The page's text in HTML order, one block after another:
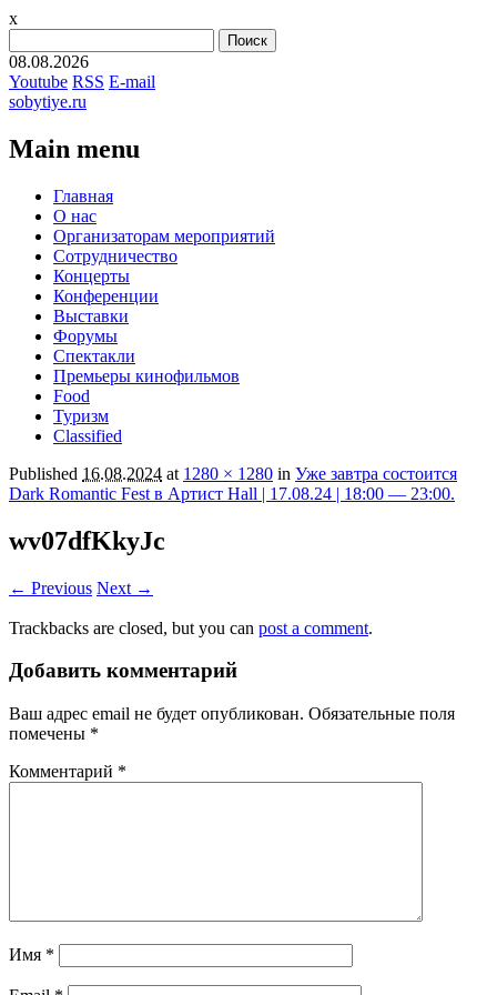
x
08.08.2026
Youtube RSS E-mail
sobytiye.ru
Main menu
Skip
content
Главная
О нас
Организаторам мероприятий
Сотрудничество
Концерты
Конференции
Выставки
Форумы
Спектакли
Премьеры кинофильмов
Food
Туризм
Сlassified
Published 16.08.2024 at 1280 × 1280 in Уже завтра состоится
Dark Romantic Fest в Артист Hall | 17.08.24 | 18:00 — 23:00.
wv07dfKkyJc
← Previous Next →
Trackbacks are closed, but you can post a comment.
Добавить комментарий
Ваш адрес email не будет опубликован. Обязательные поля
помечены *
Комментарий *
Имя *